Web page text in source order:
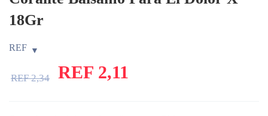
18Gr
REF
REF2,34 REF 2,11